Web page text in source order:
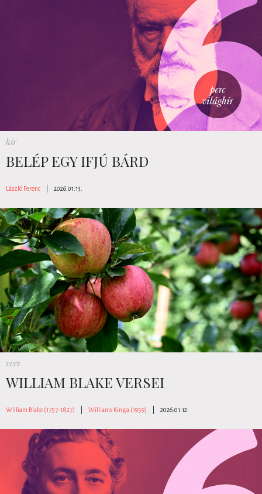
hír
BELÉP EGY IFJÚ BÁRD
László Ferenc 2026.01.13.
vers
WILLIAM BLAKE VERSEI
William Blake (1757-1827) Williams Kinga (1959) 2026.01.12.